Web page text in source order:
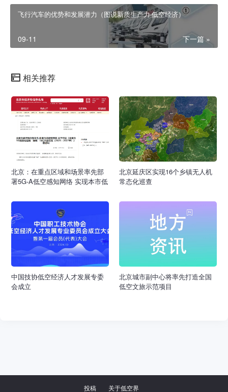
飞行汽车的优势和发展潜力（图说新质生产力·低空经济）
下一篇 »
09-11
相关推荐
北京：在重点区域和场景率先部
署5G-A低空感知网络 实现本市低
北京延庆区实现16个乡镇无人机
常态化巡查
中国技协低空经济人才发展专委
会成立
北京城市副中心将率先打造全国
低空文旅示范项目
投稿 关于低空界